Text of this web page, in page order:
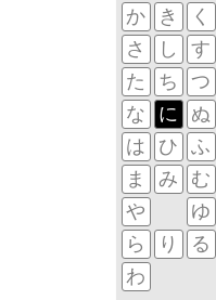
か
き く
さ
し す
た
ち つ
な
に ぬ
は
ひ ふ
ま
み む
や
ゆ
ら
り る
わ